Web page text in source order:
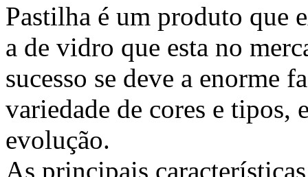
Pastilha é um produto que
a de vidro que esta no
sucesso se deve a enorme
variedade de cores e tipos,
evolução.
As principais